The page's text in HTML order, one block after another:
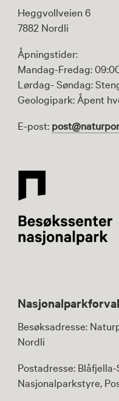
Heggvollveien 6
7882 Nordli
Åpningstider:
Mandag-Fredag:
Lørdag- Søndag:
Geologipark: Åpent
E-post:
Besøksadresse:
Nordli
Postadresse:
Nasjonalparkstyre,